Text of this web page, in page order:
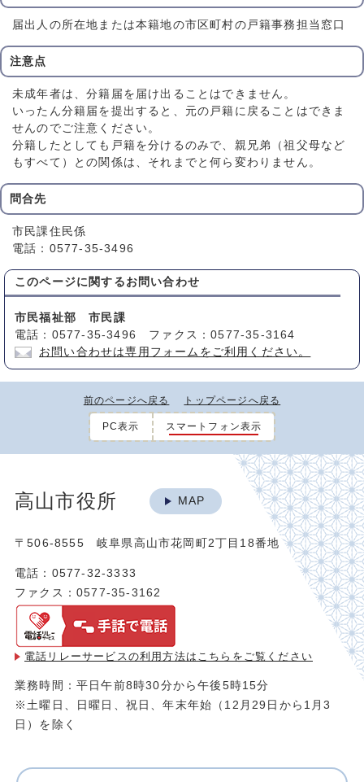
届出人の所在地または本籍地の市区町村の戸籍事務担当窓口
注意点
未成年者は、分籍届を届け出ることはできません。
いったん分籍届を提出すると、元の戸籍に戻ることはできま
せんのでご注意ください。
分籍したとしても戸籍を分けるのみで、親兄弟（祖父母など
もすべて）との関係は、それまでと何ら変わりません。
問合先
市民課住民係
電話：0577-35-3496
このページに関する お問い合わせ
市民福祉部 市民課
電話：0577-35-3496 ファクス：0577-35-3164
お問い合わせは専用フォームをご利用ください。
前のページへ戻る トップページへ戻る
PC表示 スマートフォン表示
高山市役所 MAP
〒506-8555 岐阜県高山市花岡町2丁目18番地
電話：0577-32-3333
ファクス：0577-35-3162
電話リレーサービスの利用方法は こちらをご覧ください
業務時間：平日午前8時30分から午後5時15分
※土曜日、日曜日、祝日、年末年始（12月29日から1月3
日）を除く